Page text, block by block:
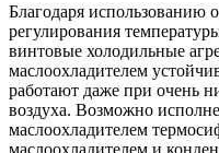
Благодаря использованию
регулирования
винтовые холодильные
маслоохладителем
работают даже при очень
воздуха. Возможно
маслоохладителем
маслоохладителем и